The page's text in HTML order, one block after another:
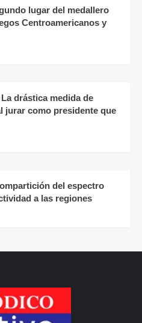
lugar del medallero
Centroamericanos y
drástica medida de
jurar como presidente que
del espectro
a las regiones